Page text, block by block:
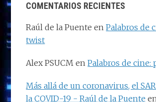
COMENTARIOS RECIENTES
Raúl de la Puente enPalabros de
twist
Alex PSUCM enPalabros de
Más allá de un coronavirus, el
la COVID-19 - Raúl de la Puente